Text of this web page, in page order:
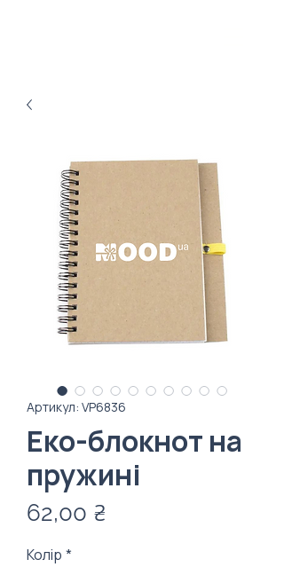
Артикул: VP6836
Еко-блокнот на
пружині
62,00 ₴
Колір *